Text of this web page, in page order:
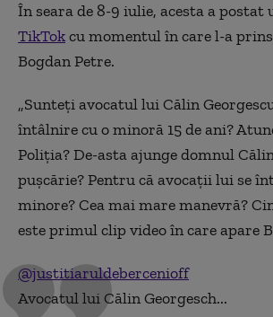
În seara de 8-9 iulie, acesta a postat
TikTokcu momentul în care l-a
Bogdan Petre.
„Sunteți avocatul lui Călin
întâlnire cu o minoră 15 de ani?
Poliția? De-asta ajunge domnul
pușcărie? Pentru că avocații lui se
minore? Cea mai mare manevră?
este primul clip video în care apare
@justitiaruldebercenioff
Avocatul lui Călin Georgesch...